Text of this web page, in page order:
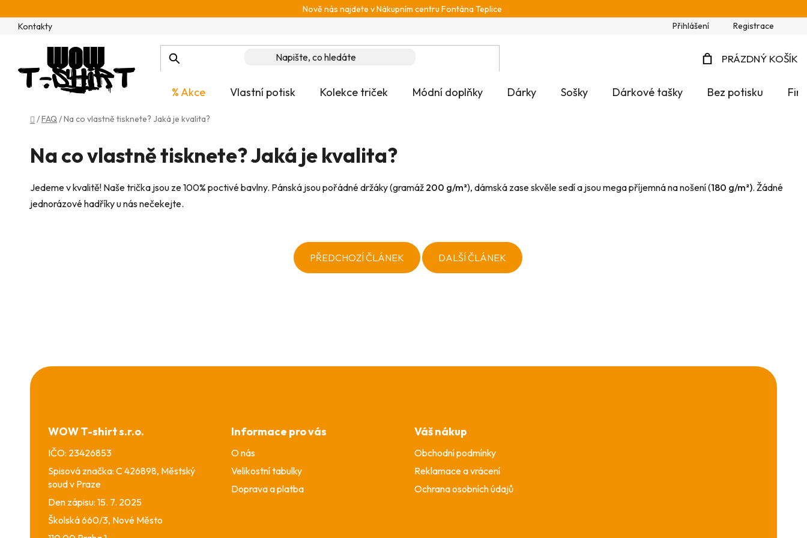
na
obsah
Nově nás najdete v Nákupním centru Fontána Teplice
Kontakty
Přihlášení Registrace
PRÁZDNÝ KOŠÍK
% Akce Vlastní potisk Kolekce triček Módní doplňky Dárky Sošky Dárkové tašky Bez potisku
Domů
/FAQ/Na co vlastně tisknete? Jaká je kvalita?
Na co vlastně tisknete? Jaká je kvalita?
Jedeme v kvalitě! Naše trička jsou ze 100% poctivé bavlny. Pánská jsou pořádné držáky (gramáž 200 g/m²), dámská zase skvěle sedí a jsou mega příjemná na nošení (180 g/m²). Žádné
jednorázové hadříky u nás nečekejte.
PŘEDCHOZÍ ČLÁNEK DALŠÍ ČLÁNEK
Z
WOW T-shirt s.r.o.
IČO: 23426853
Spisová značka: C 426898, Městský
soud v Praze
Den zápisu: 15. 7. 2025
Školská 660/3, Nové Město
Informace pro vás
O nás
Velikostní tabulky
Doprava a platba
Váš nákup
Obchodní podmínky
Reklamace a vrácení
Ochrana osobních údajů